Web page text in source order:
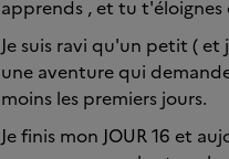
apprends , et tu t'éloignes
Je suis ravi qu'un petit (
une aventure qui
moins les premiers jours.
Je finis mon JOUR 16 et